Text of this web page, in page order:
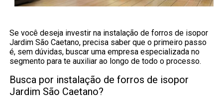
Se você deseja investir na instalação de forros de isopor
Jardim São Caetano, precisa saber que o primeiro passo
é, sem dúvidas, buscar uma empresa especializada no
segmento para te auxiliar ao longo de todo o processo.
Busca por instalação de forros de isopor
Jardim São Caetano?